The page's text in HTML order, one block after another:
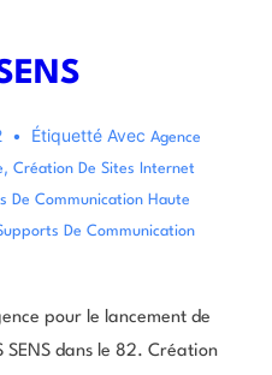
Étiquetté AvecAgence
, Création De Sites Internet
De Communication Haute
De Communication
pour le lancement de
SENS dans le 82. Création